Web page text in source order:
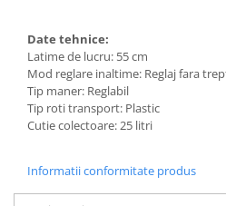
Motoburghie
Maturi rotative
Solarii gradina
Solutii depozitare
Date tehnice:
Latime de lucru: 55 cm
Mod reglare inaltime: Reglaj fara
Tip maner: Reglabil
Tip roti transport: Plastic
Cutie colectoare: 25 litri
Informatii conformitate produs